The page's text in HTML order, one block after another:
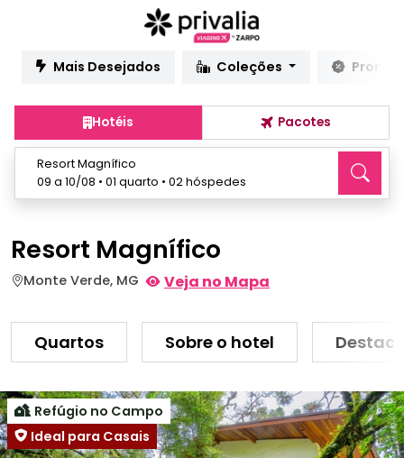
Mais Desejados Coleções
Hotéis Pacotes
Resort Magnífico
09 a 10/08 • 01 quarto • 02 hóspedes
Resort Magnífico
Monte Verde, MG Veja no Mapa
Quartos Sobre o hotel
Refúgio no Campo
Ideal para Casais